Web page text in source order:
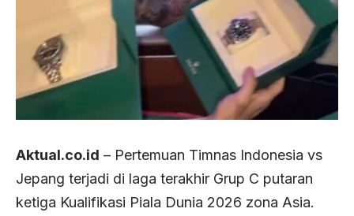
Aktual.co.id – Pertemuan Timnas Indonesia vs
Jepang terjadi di laga terakhir Grup C putaran
ketiga Kualifikasi Piala Dunia 2026 zona Asia.